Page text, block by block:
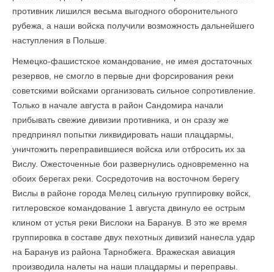
противник лишился весьма выгодного оборонительного
рубежа, а наши войска получили возможность дальнейшего
наступления в Польше.
Немецко-фашистское командование, не имея достаточных
резервов, не смогло в первые дни форсирования реки
советскими войсками организовать сильное сопротивление.
Только в начале августа в район Сандомира начали
прибывать свежие дивизии противника, и он сразу же
предпринял попытки ликвидировать наши плац­дармы,
уничтожить переправившиеся войска или отбросить их за
Вислу. Ожесточенные бои развернулись одновременно на
обоих берегах реки. Сосредоточив на восточном берегу
Вислы в районе города Мелец сильную группировку войск,
гитлеровское командование 1 августа двинуло ее острым
клином от устья реки Вислоки на Баранув. В это же время
группировка в составе двух пехотных дивизий нанесла удар
на Баранув из района Тарнобжега. Вражеская авиация
производила налеты на наши плацдармы и переправы.